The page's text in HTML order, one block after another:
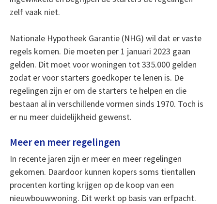
zelf vaak niet.
Nationale Hypotheek Garantie (NHG) wil dat er vaste
regels komen. Die moeten per 1 januari 2023 gaan
gelden. Dit moet voor woningen tot 335.000 gelden
zodat er voor starters goedkoper te lenen is. De
regelingen zijn er om de starters te helpen en die
bestaan al in verschillende vormen sinds 1970. Toch is
er nu meer duidelijkheid gewenst.
Meer en meer regelingen
In recente jaren zijn er meer en meer regelingen
gekomen. Daardoor kunnen kopers soms tientallen
procenten korting krijgen op de koop van een
nieuwbouwwoning. Dit werkt op basis van erfpacht.